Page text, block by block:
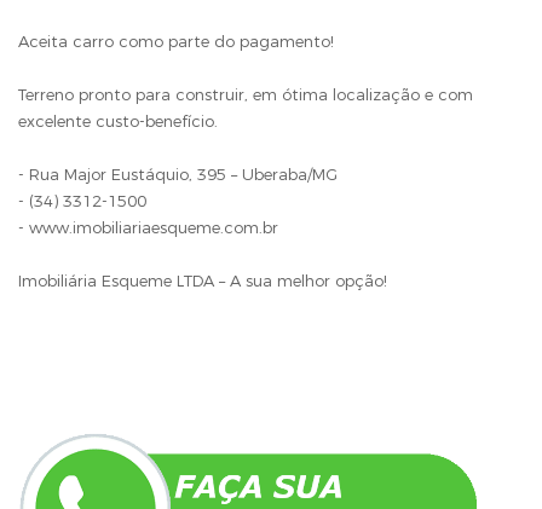
Aceita carro como parte do pagamento!
Terreno pronto para construir, em ótima localização e com
excelente custo-benefício.
- Rua Major Eustáquio, 395 – Uberaba/MG
- (34) 3312-1500
- www.imobiliariaesqueme.com.br
Imobiliária Esqueme LTDA – A sua melhor opção!